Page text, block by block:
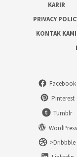
KARIR
PRIVACY
KONTAK KAMI
Facebook
Pinterest
Tumblr
WordPress
>Dribbble